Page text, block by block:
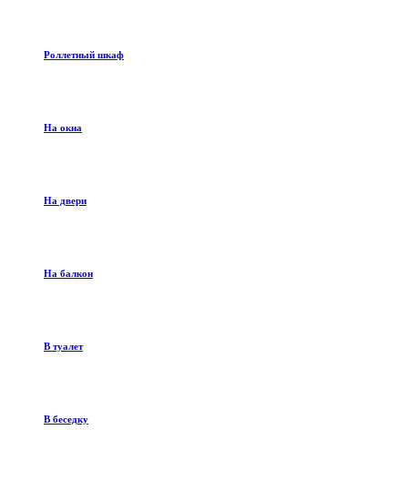
Роллетный шкаф
На окна
На двери
На балкон
В туалет
В беседку